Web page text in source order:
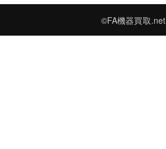
©FA機器買取.net